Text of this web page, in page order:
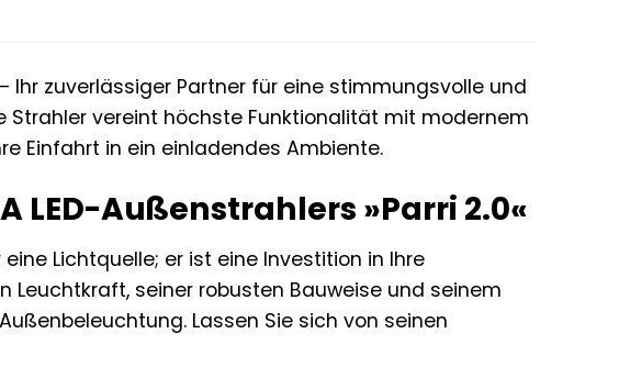
– Ihr zuverlässiger Partner für eine stimmungsvolle und
Strahler vereint höchste Funktionalität mit modernem
Einfahrt in ein einladendes Ambiente.
LED-Außenstrahlers »Parri 2.0«
eine Lichtquelle; er ist eine Investition in Ihre
Leuchtkraft, seiner robusten Bauweise und seinem
Lassen Sie sich von seinen